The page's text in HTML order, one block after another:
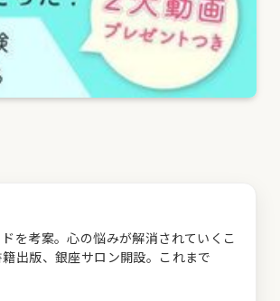
を考案。心の悩みが解消されていくこ
出版、銀座サロン開設。これまで